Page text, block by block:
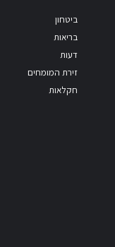
ביטחון
בריאות
דעות
זירת המומחים
חקלאות